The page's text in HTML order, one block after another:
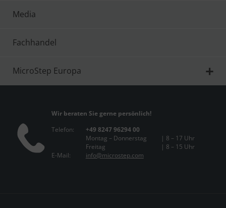
Media
Fachhandel
MicroStep Europa
Wir beraten Sie gerne persönlich!
Telefon:
+49 8247 96294 00
Montag – Donnerstag
| 8 – 17 Uhr
Freitag
| 8 – 15 Uhr
E-Mail:
info@microstep.com